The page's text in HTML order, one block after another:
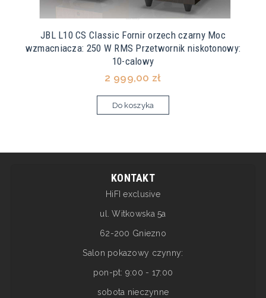
JBL L10 CS Classic Fornir orzech czarny Moc
wzmacniacza: 250 W RMS Przetwornik niskotonowy:
10-calowy
2 999,00 zł
Do koszyka
KONTAKT
HiFI exclusive
ul. Witkowska 5a
62-200 Gniezno
Salon pokazowy czynny:
pon-pt: 9:00 - 17:00
sobota nieczynne